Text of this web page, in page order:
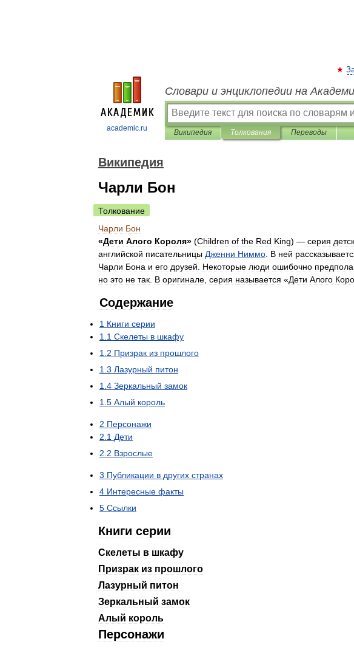
academic.ru
Словари и энциклопедии на
Википедия Толкования Переводы
Википедия
Чарли Бон
Толкование
Чарли Бон
«Дети Алого Короля» (Children of the Red King) — серия
английской писательницы Дженни Ниммо В ней
Чарли Бона и его друзей Некоторые люди ошибочно
но это не так В оригинале серия называется «Дети Алого
Содержание
1 Книги серии
1 1 Скелеты в шкафу
1 2 Призрак из прошлого
1 3 Лазурный питон
1 4 Зеркальный замок
1 5 Алый король
2 Персонажи
2 1 Дети
2 2 Взрослые
3 Публикации в других странах
4 Интересные факты
5 Ссылки
Книги серии
Скелеты в шкафу
Призрак из прошлого
Лазурный питон
Зеркальный замок
Алый король
Персонажи